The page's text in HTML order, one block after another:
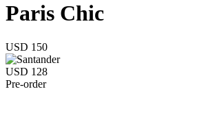
Paris Chic
USD 150
USD 128
Pre-order